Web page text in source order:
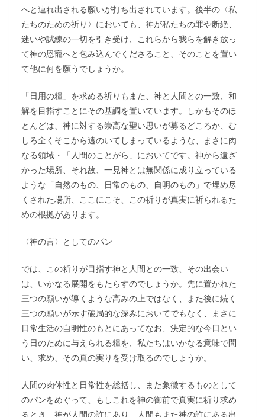
へと連れ出される願いが打ち出されています。後半の〈私
たちのための祈り〉においても、神が私たちの罪や断絶、
迷いや試練の一切を引き受け、これらから我らを解き放っ
て神の恩寵へと包み込んでくださること、そのことを置い
て他に何を願うでしょうか。
「日用の糧」を求める祈りもまた、神と人間との一致、和
解を目指すことにその基調を置いています。しかもそのほ
とんどは、神に対する崇高な聖い思いが募るどころか、む
しろ全くそこから遠のいてしまっているような、まさに肉
なる領域・「人間のことがら」においてです。神から遠ざ
かった場所、それ故、一見神とは無関係に成り立っている
ような「自然のもの、日常のもの、自明のもの」で埋め尽
くされた場所、ここにこそ、この祈りが真実に祈られるた
めの根拠があります。
〈神の言〉としてのパン
では、この祈りが目指す神と人間との一致、その出会い
は、いかなる展開をもたらすのでしょうか。先に置かれた
三つの願いが導くような高みの上ではなく、また後に続く
三つの願いが示す破局的な深みにおいてでもなく、まさに
日常生活の自明性のもとにあってなお、決定的な今日とい
う日のために与えられる糧を、私たちはいかなる意味で問
い、求め、その真の実りを受け取るのでしょうか。
人間の肉体性と日常性を総括し、また象徴するものとして
のパンをめぐって、もしこれを神の御前で真実に祈り求め
るとき、神が人間の許にあり、人間もまた神の許にある出